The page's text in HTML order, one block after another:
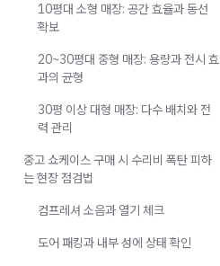
10평대 소형 매장: 공간 효율과 동선
확보
20~30평대 중형 매장: 용량과 전시 효
과의 균형
30평 이상 대형 매장: 다수 배치와 전
력 관리
중고 쇼케이스 구매 시 수리비 폭탄 피하
는 현장 점검법
컴프레셔 소음과 열기 체크
도어 패킹과 내부 성에 상태 확인